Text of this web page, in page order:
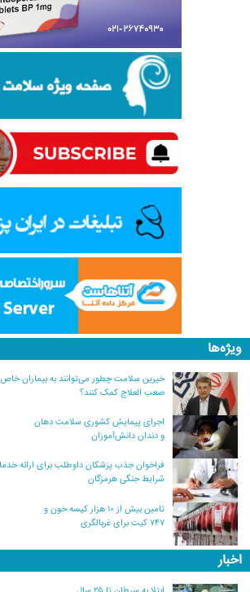
ویژه‌ها
خیرین سلامت چطور می‌توانند به بیماران
صعب العلاج کمک کنند؟
اجرای پیمایش کشوری سلامت دهان
و دندان دانش‌آموزان
فراخوان جذب پزشکان داوطلب برای ارائه
شرایط جنگی هرمزگان
تامین بیش از ۱۰ هزار کیسه خون و
۷۴۷ کیت برای غربالگری
اخبار